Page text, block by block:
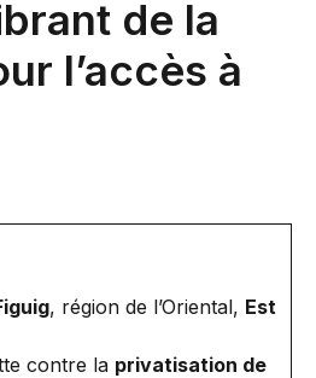
de la
l’accès à
, région de l’Oriental, Est
contre la privatisation de